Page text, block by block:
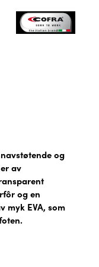
og
av
og en
myk EVA, som